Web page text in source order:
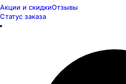
Акции и скидкиОтзывы
Статус заказа